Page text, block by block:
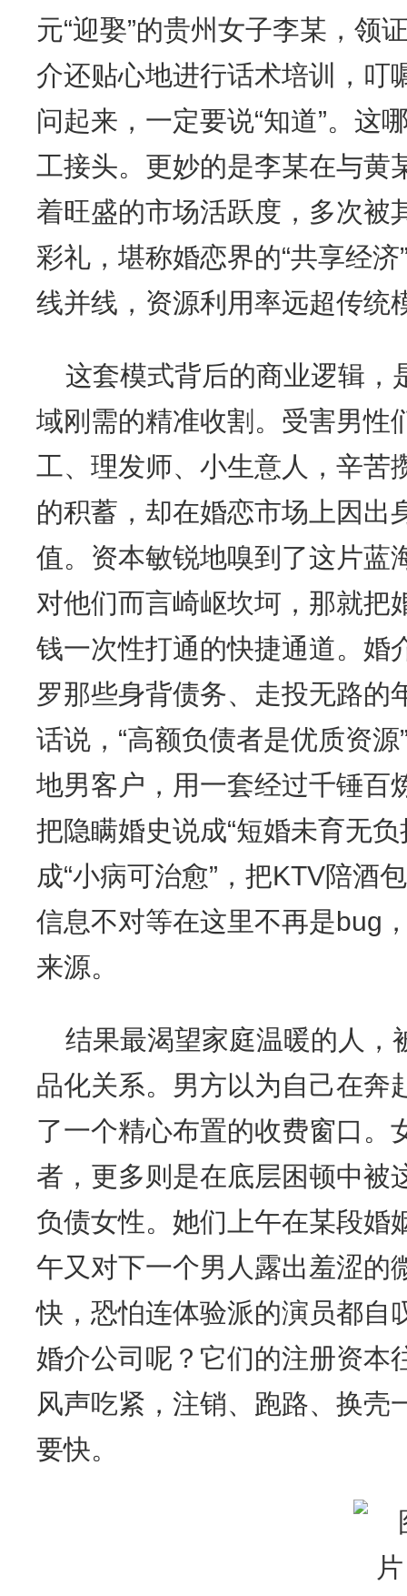
元“迎娶”的贵州女子李某，领
介还贴心地进行话术培训，叮
问起来，一定要说“知道”。这
工接头。更妙的是李某在与黄
着旺盛的市场活跃度，多次被
彩礼，堪称婚恋界的“共享经
线并线，资源利用率远超传统
这套模式背后的商业逻辑，
域刚需的精准收割。受害男性
工、理发师、小生意人，辛苦
的积蓄，却在婚恋市场上因出
值。资本敏锐地嗅到了这片蓝
对他们而言崎岖坎坷，那就把
钱一次性打通的快捷通道。婚
罗那些身背债务、走投无路
话说，“高额负债者是优质资
地男客户，用一套经过千锤百
把隐瞒婚史说成“短婚未育无
成“小病可治愈”，把KTV陪酒
信息不对等在这里不再是bug
来源。
结果最渴望家庭温暖的人，
品化关系。男方以为自己在奔
了一个精心布置的收费窗口。
者，更多则是在底层困顿中被
负债女性。她们上午在某段婚
午又对下一个男人露出羞涩的
快，恐怕连体验派的演员都自
婚介公司呢？它们的注册资本
风声吃紧，注销、跑路、换壳
要快。